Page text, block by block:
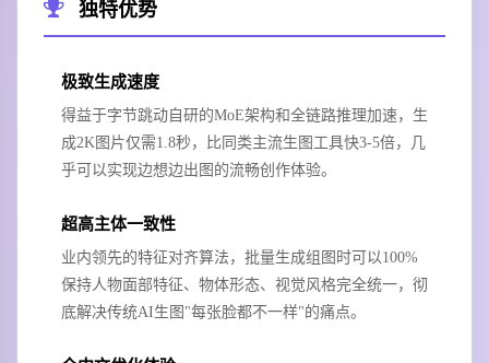
独特优势
极致生成速度
得益于字节跳动自研的MoE架构和全链路推理加速，生
成2K图片仅需1.8秒，比同类主流生图工具快3-5倍，几
乎可以实现边想边出图的流畅创作体验。
超高主体一致性
业内领先的特征对齐算法，批量生成组图时可以100%
保持人物面部特征、物体形态、视觉风格完全统一，彻
底解决传统AI生图"每张脸都不一样"的痛点。